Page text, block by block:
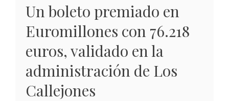
Un boleto premiado en
Euromillones con 76.218
euros, validado en la
administración de Los
Callejones